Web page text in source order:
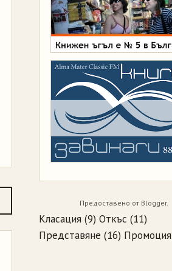
Предоставено от Blogger.
Класация (9) Откъс (11)
Представяне (16) Промоция